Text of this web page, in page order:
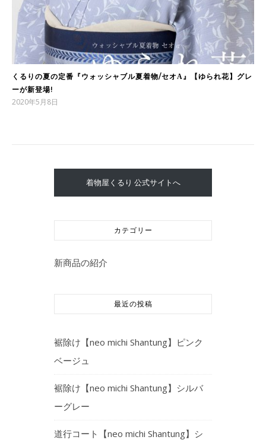
くるりの夏の定番『ウォッシャブル夏着物/セオΑ』【ゆられ花】グレ
ーが新登場!
2020年5月8日
着物屋くるり 公式サイトへ
カテゴリー
新商品の紹介
最近の投稿
裾除け【neo michi Shantung】ピンク
ベージュ
裾除け【neo michi Shantung】シルバ
ーグレー
道行コート【neo michi Shantung】シ